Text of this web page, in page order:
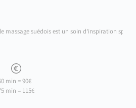
massage suédois est un soin d’inspiration
min = 90€
min = 115€